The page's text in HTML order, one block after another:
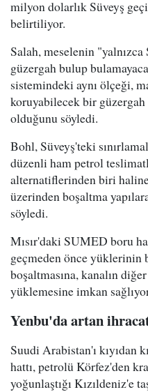
milyon dolarlık Süveyş
belirtiliyor.
Salah, meselenin
güzergah bulup
sistemindeki aynı ölçeği,
koruyabilecek bir güzergah
olduğunu söyledi.
Bohl, Süveyş'teki
düzenli ham petrol
alternatiflerinden biri
üzerinden boşaltma
söyledi.
Mısır'daki SUMED boru
geçmeden önce
boşaltmasına, kanalın
yüklemesine imkan
Yenbu'da artan
Suudi Arabistan'ı kıyıdan
hattı, petrolü Körfez'den
yoğunlaştığı Kızıldeniz'e